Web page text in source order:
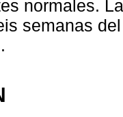
normales.
semanas